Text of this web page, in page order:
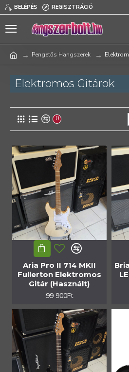
BELÉPÉS REGISZTRÁCIÓ
Pengetős Hangszerek
Elektromos Gitárok
0
Aria Pro II 714 MKII
Fullerton Elektromos
Gitár (Használt)
99 900Ft